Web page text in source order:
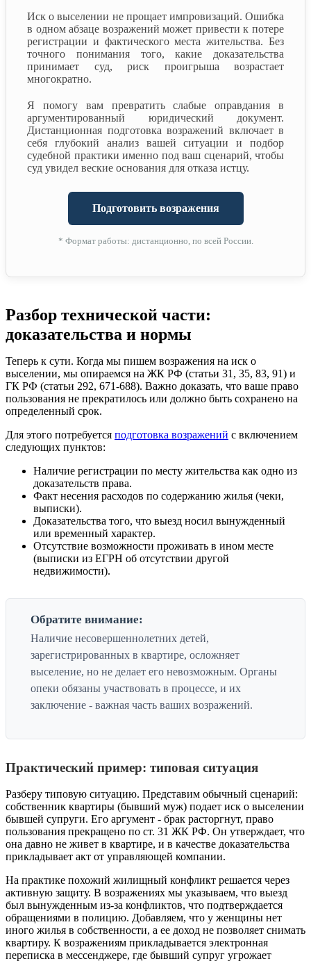
Иск о выселении не прощает импровизаций. Ошибка
в одном абзаце возражений может привести к потере
регистрации и фактического места жительства. Без
точного понимания того, какие доказательства
принимает суд, риск проигрыша возрастает
многократно.
Я помогу вам превратить слабые оправдания в
аргументированный юридический документ.
Дистанционная подготовка возражений включает в
себя глубокий анализ вашей ситуации и подбор
судебной практики именно под ваш сценарий, чтобы
суд увидел веские основания для отказа истцу.
Подготовить возражения
* Формат работы: дистанционно, по всей России.
Разбор технической части:
доказательства и нормы
Теперь к сути. Когда мы пишем возражения на иск о
выселении, мы опираемся на ЖК РФ (статьи 31, 35, 83, 91) и
ГК РФ (статьи 292, 671-688). Важно доказать, что ваше право
пользования не прекратилось или должно быть сохранено на
определенный срок.
Для этого потребуется подготовка возражений с включением
следующих пунктов:
Наличие регистрации по месту жительства как одно из
доказательств права.
Факт несения расходов по содержанию жилья (чеки,
выписки).
Доказательства того, что выезд носил вынужденный
или временный характер.
Отсутствие возможности проживать в ином месте
(выписки из ЕГРН об отсутствии другой
недвижимости).
Обратите внимание:
Наличие несовершеннолетних детей,
зарегистрированных в квартире, осложняет
выселение, но не делает его невозможным. Органы
опеки обязаны участвовать в процессе, и их
заключение - важная часть ваших возражений.
Практический пример: типовая ситуация
Разберу типовую ситуацию. Представим обычный сценарий:
собственник квартиры (бывший муж) подает иск о выселении
бывшей супруги. Его аргумент - брак расторгнут, право
пользования прекращено по ст. 31 ЖК РФ. Он утверждает, что
она давно не живет в квартире, и в качестве доказательства
прикладывает акт от управляющей компании.
На практике похожий жилищный конфликт решается через
активную защиту. В возражениях мы указываем, что выезд
был вынужденным из-за конфликтов, что подтверждается
обращениями в полицию. Добавляем, что у женщины нет
иного жилья в собственности, а ее доход не позволяет снимать
квартиру. К возражениям прикладывается электронная
переписка в мессенджере, где бывший супруг угрожает